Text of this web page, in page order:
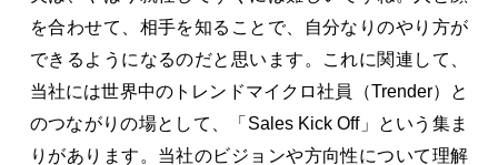
を合わせて、相手を知ることで、自分なりのやり方が
できるようになるのだと思います。これに関連して、
当社には世界中のトレンドマイクロ社員（Trender）と
のつながりの場として、「Sales Kick Off」という集ま
りがあります。当社のビジョンや方向性について理解